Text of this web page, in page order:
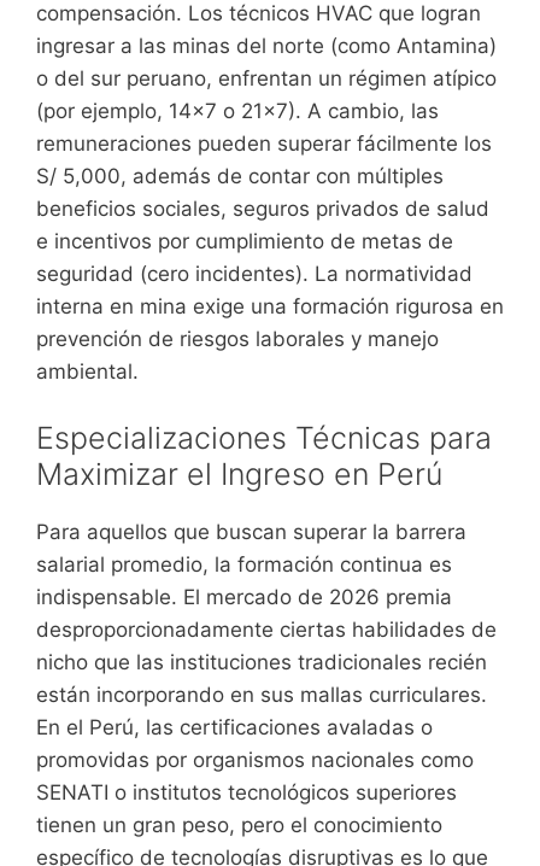
compensación. Los técnicos HVAC que logran
ingresar a las minas del norte (como Antamina)
o del sur peruano, enfrentan un régimen atípico
(por ejemplo, 14×7 o 21×7). A cambio, las
remuneraciones pueden superar fácilmente los
S/ 5,000, además de contar con múltiples
beneficios sociales, seguros privados de salud
e incentivos por cumplimiento de metas de
seguridad (cero incidentes). La normatividad
interna en mina exige una formación rigurosa en
prevención de riesgos laborales y manejo
ambiental.
Especializaciones Técnicas para
Maximizar el Ingreso en Perú
Para aquellos que buscan superar la barrera
salarial promedio, la formación continua es
indispensable. El mercado de 2026 premia
desproporcionadamente ciertas habilidades de
nicho que las instituciones tradicionales recién
están incorporando en sus mallas curriculares.
En el Perú, las certificaciones avaladas o
promovidas por organismos nacionales como
SENATI o institutos tecnológicos superiores
tienen un gran peso, pero el conocimiento
específico de tecnologías disruptivas es lo que